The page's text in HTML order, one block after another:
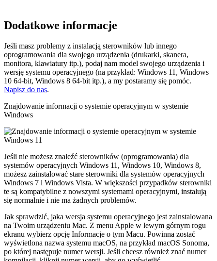
Dodatkowe informacje
Jeśli masz problemy z instalacją sterowników lub innego
oprogramowania dla swojego urządzenia (drukarki, skanera,
monitora, klawiatury itp.), podaj nam model swojego urządzenia i
wersję systemu operacyjnego (na przykład: Windows 11, Windows
10 64-bit, Windows 8 64-bit itp.), a my postaramy się pomóc.
Napisz do nas.
Znajdowanie informacji o systemie operacyjnym w systemie
Windows
Jeśli nie możesz znaleźć sterowników (oprogramowania) dla
systemów operacyjnych Windows 11, Windows 10, Windows 8,
możesz zainstalować stare sterowniki dla systemów operacyjnych
Windows 7 i Windows Vista. W większości przypadków sterowniki
te są kompatybilne z nowszymi systemami operacyjnymi, instalują
się normalnie i nie ma żadnych problemów.
Jak sprawdzić, jaka wersja systemu operacyjnego jest zainstalowana
na Twoim urządzeniu Mac. Z menu Apple w lewym górnym rogu
ekranu wybierz opcję Informacje o tym Macu. Powinna zostać
wyświetlona nazwa systemu macOS, na przykład macOS Sonoma,
po której następuje numer wersji. Jeśli chcesz również znać numer